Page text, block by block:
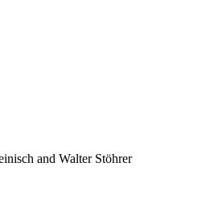
and Walter Stöhrer